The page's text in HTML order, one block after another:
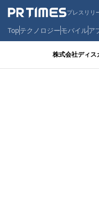
プレスリリ
Topテクノロジーモバイルア
株式会社ディス